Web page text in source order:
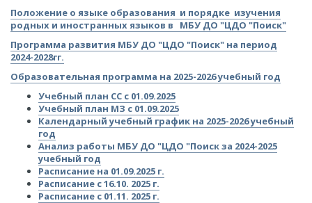
​​​Положение о языке образования и порядке изучения
родных и иностранных языков в МБУ ДО "ЦДО "Поиск"​​
​Программа развития МБУ ДО "ЦДО "Поиск" на период
2024-2028гг.
​​​​​​​​​​​​Образовательная программа на 2025-2026 учебный год​​​​​​​​​​​
​Учебный план СС с 01.09.2025
​Учебный план МЗ с 01.09.2025
​Календарный учебный график на 2025-2026 учебный
год
​Анализ работы МБУ ДО "ЦДО "Поиск за 2024-2025
учебный год
​​​​​​Расписание на 01.09.2025 г​.​​​
​​Расписание с 16.10. 2025 г​.​​​​
​​​Расписание с 01.11. 2025 г​.​​​​​